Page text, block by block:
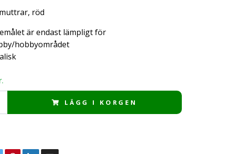
röd
är endast lämpligt för
hobbyområdet
LÄGG I KORGEN